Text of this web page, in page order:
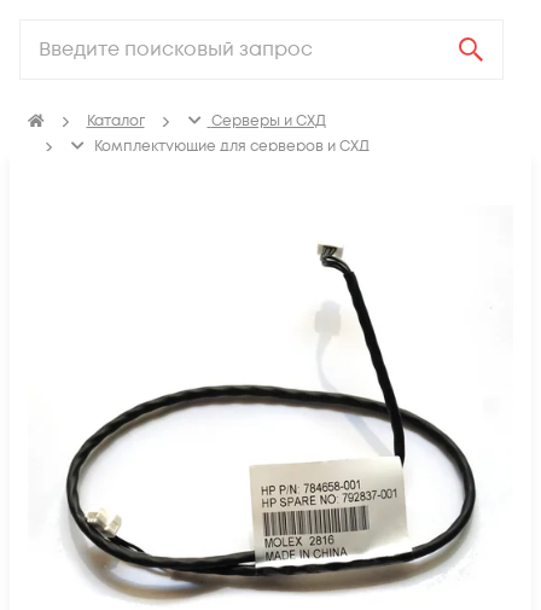
Каталог
Серверы и СХД
Комплектующие для серверов и СХД